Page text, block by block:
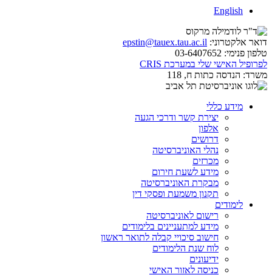
English
דואר אלקטרוני: epstin@tauex.tau.ac.il
טלפון פנימי:
לפרופיל האישי שלי במערכת CRIS
משרד: הנדסה כתות ח, 118
מידע כללי
יצירת קשר ודרכי הגעה
אלפון
דרושים
נהלי האוניברסיטה
מכרזים
מידע לשעת חירום
מבקרת האוניברסיטה
תקנון משמעת ופסקי דין
לימודים
רישום לאוניברסיטה
מידע למתעניינים בלימודים
חישוב סיכויי קבלה לתואר ראשון
לוח שנת הלימודים
ידיעונים
כניסה לאזור האישי